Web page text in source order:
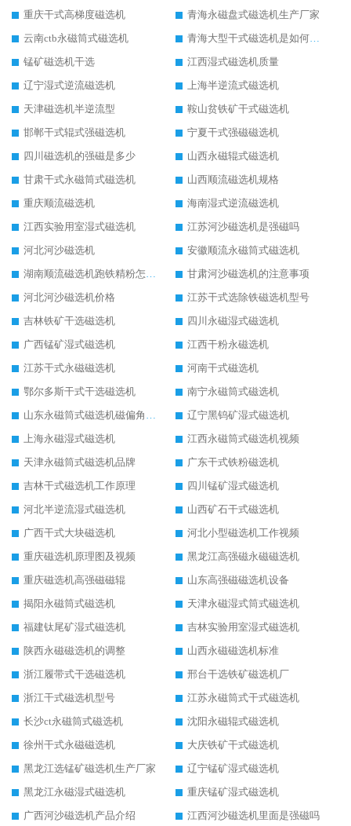
重庆干式高梯度磁选机
青海永磁盘式磁选机生产厂家
云南ctb永磁筒式磁选机
青海大型干式磁选机是如何选矿的
锰矿磁选机干选
江西湿式磁选机质量
辽宁湿式逆流磁选机
上海半逆流式磁选机
天津磁选机半逆流型
鞍山贫铁矿干式磁选机
邯郸干式辊式强磁选机
宁夏干式强磁磁选机
四川磁选机的强磁是多少
山西永磁辊式磁选机
甘肃干式永磁筒式磁选机
山西顺流磁选机规格
重庆顺流磁选机
海南湿式逆流磁选机
江西实验用室湿式磁选机
江苏河沙磁选机是强磁吗
河北河沙磁选机
安徽顺流永磁筒式磁选机
湖南顺流磁选机跑铁精粉怎么处理
甘肃河沙磁选机的注意事项
河北河沙磁选机价格
江苏干式选除铁磁选机型号
吉林铁矿干选磁选机
四川永磁湿式磁选机
广西锰矿湿式磁选机
江西干粉永磁选机
江苏干式永磁磁选机
河南干式磁选机
鄂尔多斯干式干选磁选机
南宁永磁筒式磁选机
山东永磁筒式磁选机磁偏角怎么调整
辽宁黑钨矿湿式磁选机
上海永磁湿式磁选机
江西永磁筒式磁选机视频
天津永磁筒式磁选机品牌
广东干式铁粉磁选机
吉林干式磁选机工作原理
四川锰矿湿式磁选机
河北半逆流湿式磁选机
山西矿石干式磁选机
广西干式大块磁选机
河北小型磁选机工作视频
重庆磁选机原理图及视频
黑龙江高强磁永磁磁选机
重庆磁选机高强磁磁辊
山东高强磁磁选机设备
揭阳永磁筒式磁选机
天津永磁湿式筒式磁选机
福建钛尾矿湿式磁选机
吉林实验用室湿式磁选机
陕西永磁磁选机的调整
山西永磁磁选机标准
浙江履带式干选磁选机
邢台干选铁矿磁选机厂
浙江干式磁选机型号
江苏永磁筒式干式磁选机
长沙ct永磁筒式磁选机
沈阳永磁辊式磁选机
徐州干式永磁磁选机
大庆铁矿干式磁选机
黑龙江选锰矿磁选机生产厂家
辽宁锰矿湿式磁选机
黑龙江永磁湿式磁选机
重庆锰矿湿式磁选机
广西河沙磁选机产品介绍
江西河沙磁选机里面是强磁吗